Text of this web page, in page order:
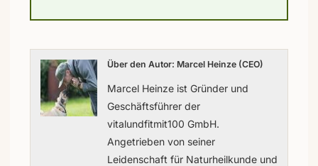
Über den Autor: Marcel Heinze (CEO)
Marcel Heinze ist Gründer und
Geschäftsführer der
vitalundfitmit100 GmbH.
Angetrieben von seiner
Leidenschaft für Naturheilkunde und